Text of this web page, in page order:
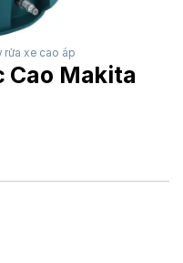
rửa xe cao áp
Cao Makita